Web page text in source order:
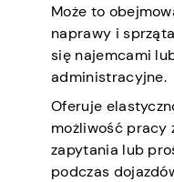
Może to
naprawy i
się najemcami
administracyjne.
Oferuje
możliwość pracy
zapytania lub
podczas